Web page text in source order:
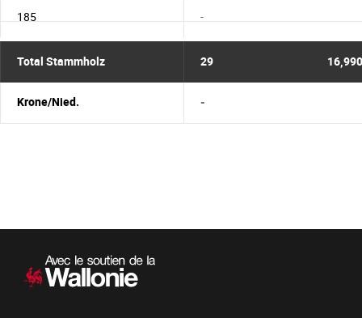
185 -
Total Stammholz 29 16,990
Krone/Nied. -
Sekundärnavigation